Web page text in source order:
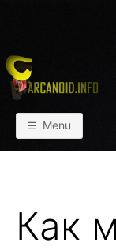
Пейнтбол vs Paintball
Menu
Как